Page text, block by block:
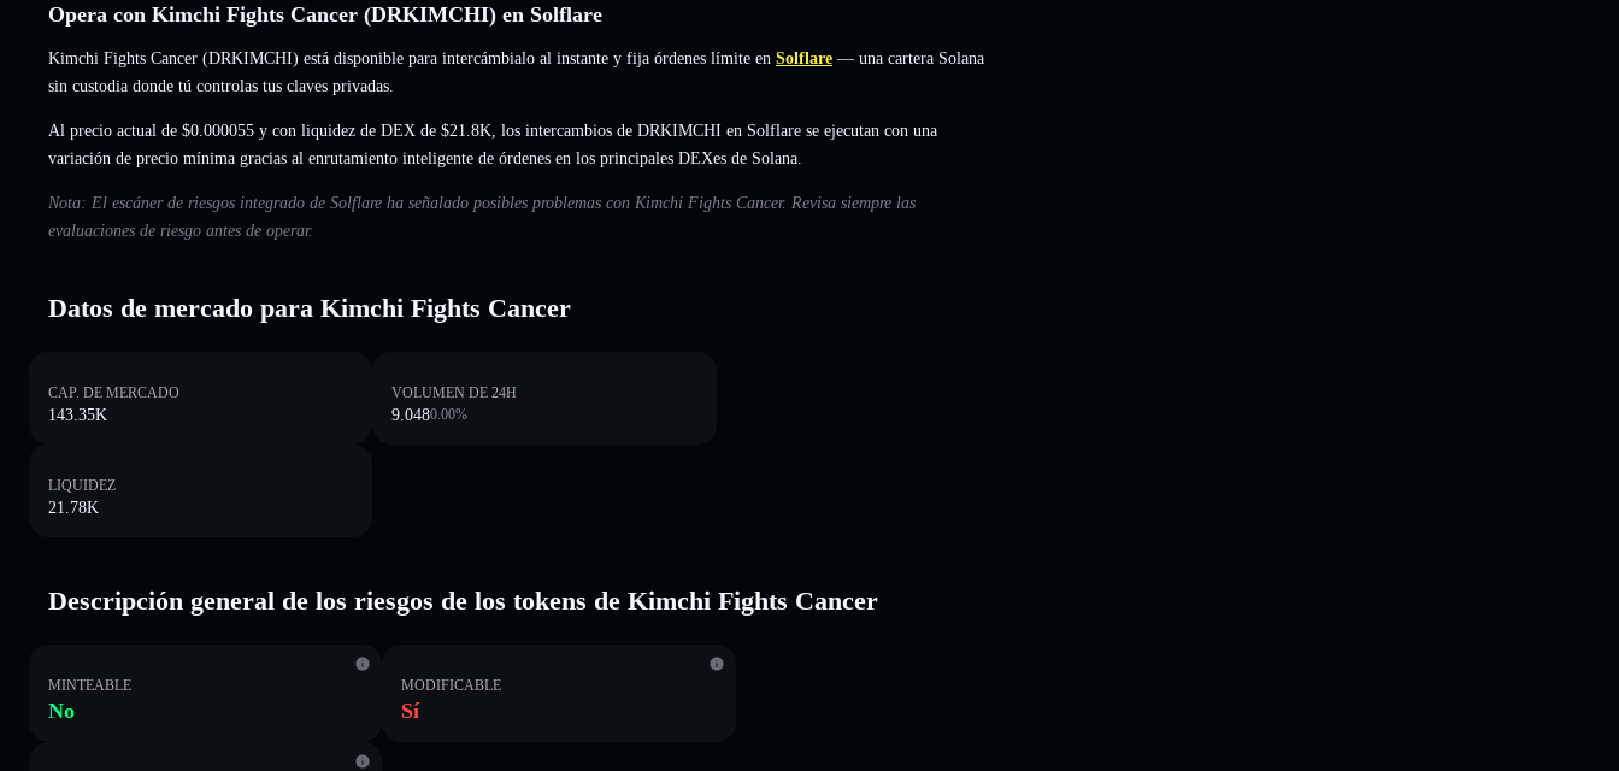
Opera con Kimchi Fights Cancer (DRKIMCHI) en Solflare
Kimchi Fights Cancer (DRKIMCHI) está disponible para intercámbialo al instante y fija órdenes límite en Solflare — una cartera Solana
sin custodia donde tú controlas tus claves privadas.
Al precio actual de $0.000055 y con liquidez de DEX de $21.8K, los intercambios de DRKIMCHI en Solflare se ejecutan con una
variación de precio mínima gracias al enrutamiento inteligente de órdenes en los principales DEXes de Solana.
Nota: El escáner de riesgos integrado de Solflare ha señalado posibles problemas con Kimchi Fights Cancer. Revisa siempre las
evaluaciones de riesgo antes de operar.
Datos de mercado para Kimchi Fights Cancer
CAP. DE MERCADO
143.35K
VOLUMEN DE 24H
9.0480.00%
LIQUIDEZ
21.78K
Descripción general de los riesgos de los tokens de Kimchi Fights Cancer
MINTEABLE
No
MODIFICABLE
Sí